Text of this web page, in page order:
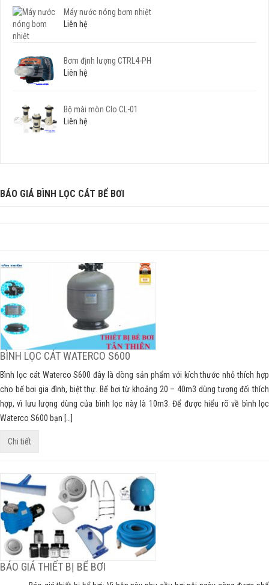
Máy nước nóng bơm nhiệt
Liên hệ
Bơm định lượng CTRL4-PH
Liên hệ
Bộ mài mòn Clo CL-01
Liên hệ
BÁO GIÁ BÌNH LỌC CÁT BỂ BƠI
BÌNH LỌC CÁT WATERCO S600
Bình lọc cát Waterco S600 đây là dòng sản phẩm với kích thước nhỏ thích hợp
cho bể bơi gia đình, biệt thự. Bể bơi từ khoảng 20 – 40m3 dùng tương đối thích
hợp, vì lưu lượng dùng của bình lọc này là 10m3. Để được hiểu rõ về bình lọc
Waterco S600 bạn […]
Chi tiết
BÁO GIÁ THIẾT BỊ BỂ BƠI